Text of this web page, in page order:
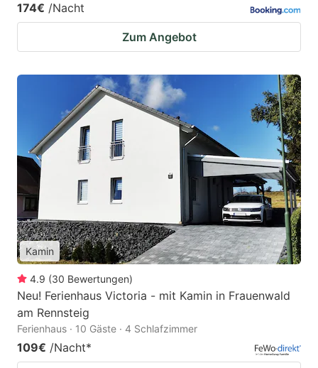
174€ /Nacht
Zum Angebot
Kamin
4.9 (30 Bewertungen)
Neu! Ferienhaus Victoria - mit Kamin in Frauenwald
am Rennsteig
Ferienhaus · 10 Gäste · 4 Schlafzimmer
109€ /Nacht*